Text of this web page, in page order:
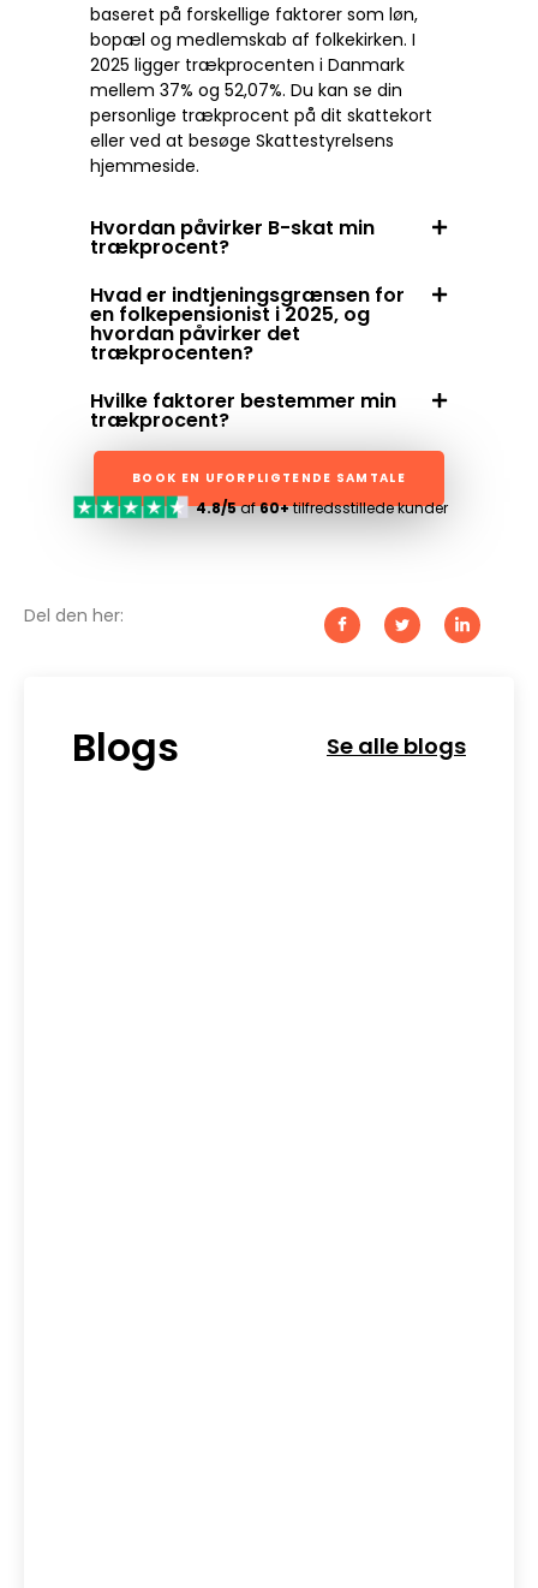
baseret på forskellige faktorer som løn,
bopæl og medlemskab af folkekirken. I
2025 ligger trækprocenten i Danmark
mellem 37% og 52,07%. Du kan se din
personlige trækprocent på dit skattekort
eller ved at besøge Skattestyrelsens
hjemmeside.
Hvordan påvirker B-skat min
trækprocent?
Hvad er indtjeningsgrænsen for
en folkepensionist i 2025, og
hvordan påvirker det
trækprocenten?
Hvilke faktorer bestemmer min
trækprocent?
BOOK EN UFORPLIGTENDE SAMTALE
4.8/5af60+tilfredsstillede kunder
Del den her:
Blogs Se alle blogs